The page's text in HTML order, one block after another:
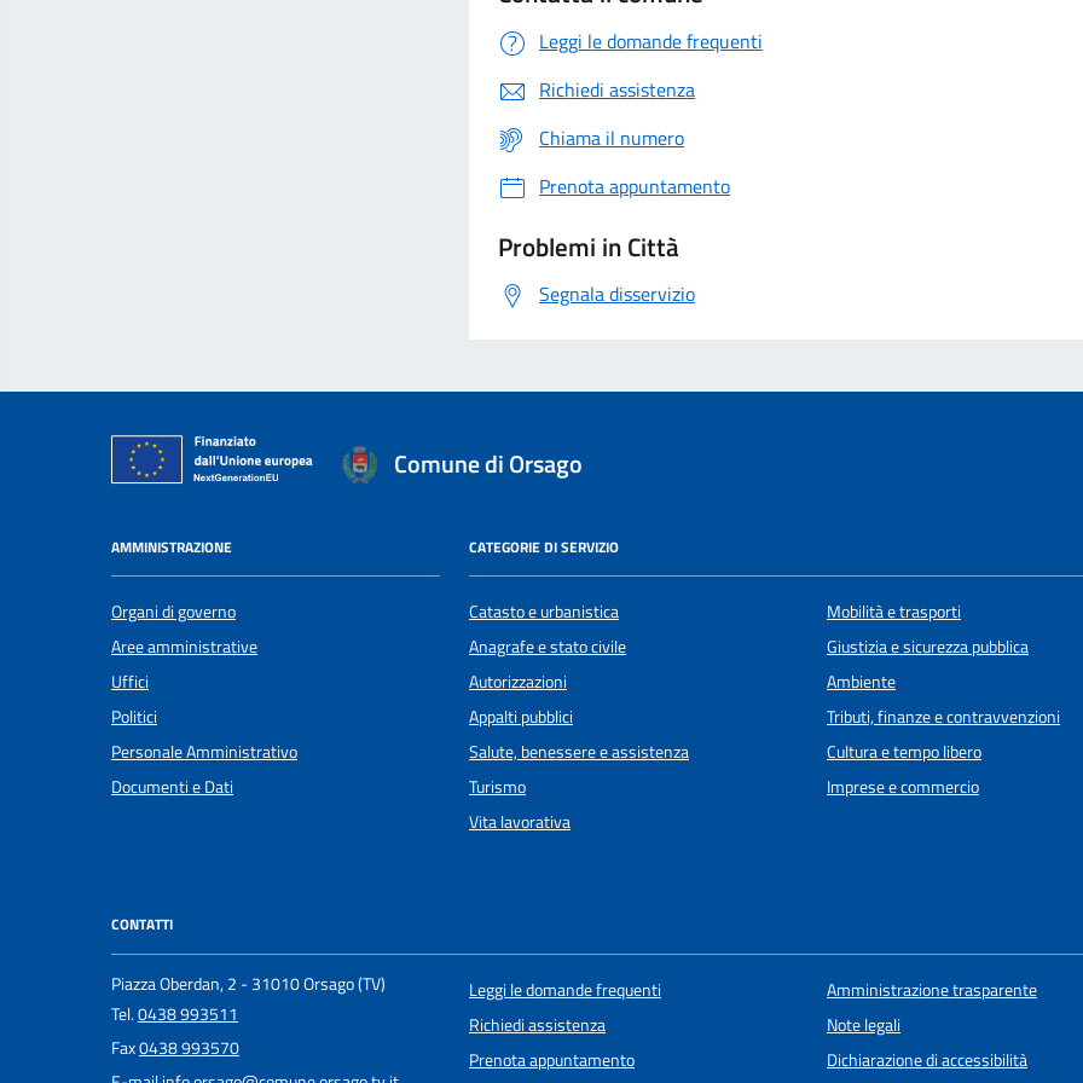
Leggi le domande frequenti
Richiedi assistenza
Chiama il numero
Prenota appuntamento
Problemi in Città
Segnala disservizio
Comune di Orsago
AMMINISTRAZIONE
Organi di governo
Aree amministrative
Uffici
Politici
Personale Amministrativo
Documenti e Dati
CATEGORIE DI SERVIZIO
Catasto e urbanistica
Anagrafe e stato civile
Autorizzazioni
Appalti pubblici
Salute, benessere e assistenza
Turismo
Vita lavorativa
Mobilità e trasporti
Giustizia e sicurezza pubblica
Ambiente
Tributi, finanze e contravvenzioni
Cultura e tempo libero
Imprese e commercio
CONTATTI
Piazza Oberdan, 2 - 31010 Orsago (TV)
Tel.0438 993511
Fax0438 993570
Leggi le domande frequenti
Richiedi assistenza
Prenota appuntamento
Amministrazione trasparente
Note legali
Dichiarazione di accessibilità